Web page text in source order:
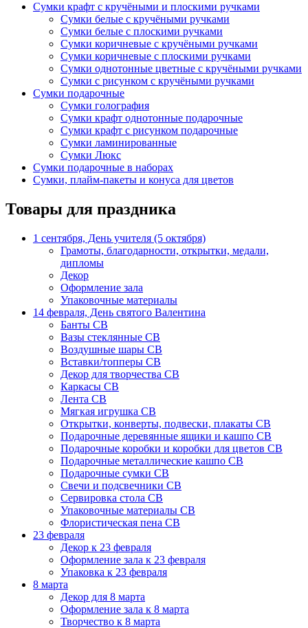
Сумки крафт с кручёными и плоскими ручками
Сумки белые с кручёными ручками
Сумки белые с плоскими ручками
Сумки коричневые с кручёными ручками
Сумки коричневые с плоскими ручками
Сумки однотонные цветные с кручёными ручками
Сумки с рисунком с кручёными ручками
Сумки подарочные
Сумки голография
Сумки крафт однотонные подарочные
Сумки крафт с рисунком подарочные
Сумки ламинированные
Сумки Люкс
Сумки подарочные в наборах
Сумки, плайм-пакеты и конуса для цветов
Товары для праздника
1 сентября, День учителя (5 октября)
Грамоты, благодарности, открытки, медали,
дипломы
Декор
Оформление зала
Упаковочные материалы
14 февраля, День святого Валентина
Банты СВ
Вазы стеклянные СВ
Воздушные шары СВ
Вставки/топперы СВ
Декор для творчества СВ
Каркасы СВ
Лента СВ
Мягкая игрушка СВ
Открытки, конверты, подвески, плакаты СВ
Подарочные деревянные ящики и кашпо СВ
Подарочные коробки и коробки для цветов СВ
Подарочные металлические кашпо СВ
Подарочные сумки СВ
Свечи и подсвечники СВ
Сервировка стола СВ
Упаковочные материалы СВ
Флористическая пена СВ
23 февраля
Декор к 23 февраля
Оформление зала к 23 февраля
Упаковка к 23 февраля
8 марта
Декор для 8 марта
Оформление зала к 8 марта
Творчество к 8 марта